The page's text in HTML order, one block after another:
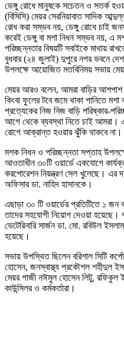
ডেঙ্গু রোধে মানুষকে সচেতন ও সতর্ক
(বিসিসি) মেয়র সেরনিয়াবাত সাদিক
রোধ করা সম্ভব নয়, ডেঙ্গু রোধে চাই
করেই ডেঙ্গু বা মশা নিধন সম্ভব নয়, এ
পরিচ্ছন্নতার বিষয়টি সবাইকে মাথায়
বুধবার (২৪ জুলাই) দুপুরে নগর ভবনে
উপলক্ষে আয়োজিত মতবিনিময় সভায়
মেয়র আরও বলেন, আমরা বাড়ির আশপাশ
কিংবা ফুলের টবে জমে থাকা পানিতে
প্রত্যেকের নিজ নিজ বাড়ি পরিষ্কার-
আগে থেকে ব্যবস্থা নিতে চাই আমরা।
রোগে আক্রান্ত হওয়ার ঝুঁকি থাকবে না।
মশক নিধন ও পরিচ্ছন্নতা সপ্তাহ
আওতাধীন ৩০টি ওয়ার্ডে একযোগে
করপোরেশন নিয়ন্ত্রণ সেল খুলেছে। এর
অফিসার ডা. নাহিদ হাসানকে।
এছাড়া ৩০ টি ওয়ার্ডের প্রতিটিতে ১
তাদের সহযোগী নিয়োগ দেওয়া হয়েছে।
ভেটেরিনারি সার্জন ডা. মো. রবিউল
হয়েছে।
সভায় উপস্থিত ছিলেন বরিশাল সিটি
হোসেন, জনস্বাস্থ্য প্রকৌশল শহীদুল
মেয়র গাজী নঈমুল হোসেন লিটু, রফিকুল
কাউন্সিলর ও কর্মকর্তারা।